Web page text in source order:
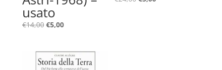
usato
€14,00 Il
era:
€5,00Il
è: